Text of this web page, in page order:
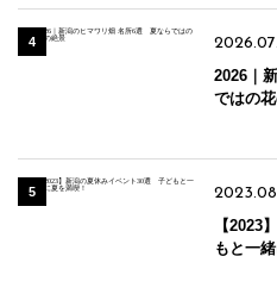
2026｜
ではの
【2023
もと一